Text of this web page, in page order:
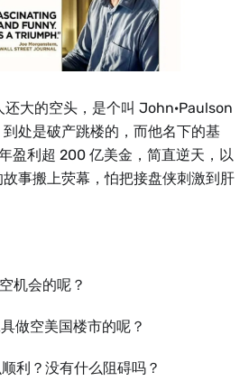
大的空头，是个叫 John·Paulson
处是破产跳楼的，而他名下的基
盈利超 200 亿美金，简直逆天，以
事搬上荧幕，怕把接盘侠刺激到肝
机会的呢？
做空美国楼市的呢？
利？没有什么阻碍吗？